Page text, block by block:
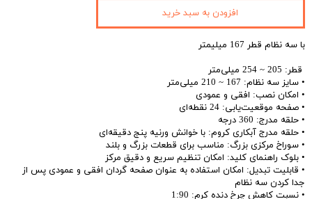
با سه نظام قطر 167 میلیمتر
قطر: 205 ~ 254 میلی‌متر
• سایز سه نظام: 167 ~ 210 میلی‌متر
• امکان نصب: افقی و عمودی
• صفحه موقعیت‌یابی: 24 نقطه‌ای
• حلقه مدرج: 360 درجه
• حلقه مدرج آبکاری کروم: با خوانش ورنیه پنج دقیقه‌ای
• سوراخ مرکزی بزرگ: مناسب برای قطعات بزرگ و بلند
• بلوک راهنمای کلید: امکان تنظیم سریع و دقیق مرکز
• قابلیت تبدیل: امکان استفاده به عنوان صفحه گردان افقی و عمودی پس از
جدا کردن سه نظام
• نسبت کاهش چرخ دنده کرم: 1:90
افزودن به سبد خرید